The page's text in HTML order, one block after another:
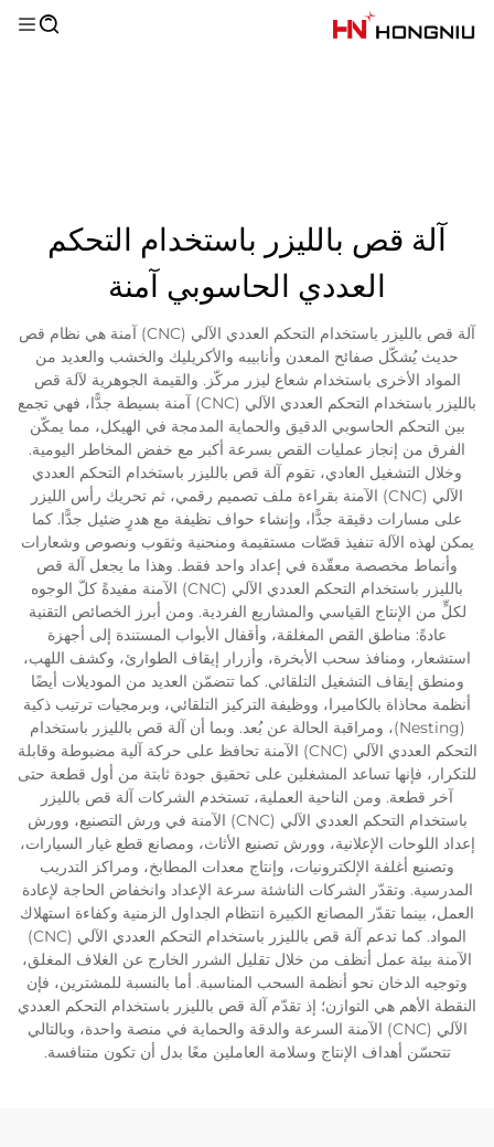
آلة قص بالليزر باستخدام التحكم
العددي الحاسوبي آمنة
آلة قص بالليزر باستخدام التحكم العددي الآلي (CNC) آمنة هي نظام قص
حديث يُشكّل صفائح المعدن وأنابيبه والأكريليك والخشب والعديد من
المواد الأخرى باستخدام شعاع ليزر مركّز. والقيمة الجوهرية لآلة قص
بالليزر باستخدام التحكم العددي الآلي (CNC) آمنة بسيطة جدًّا، فهي تجمع
بين التحكم الحاسوبي الدقيق والحماية المدمجة في الهيكل، مما يمكّن
الفرق من إنجاز عمليات القص بسرعة أكبر مع خفض المخاطر اليومية.
وخلال التشغيل العادي، تقوم آلة قص بالليزر باستخدام التحكم العددي
الآلي (CNC) الآمنة بقراءة ملف تصميم رقمي، ثم تحريك رأس الليزر
على مسارات دقيقة جدًّا، وإنشاء حواف نظيفة مع هدرٍ ضئيل جدًّا. كما
يمكن لهذه الآلة تنفيذ قصّات مستقيمة ومنحنية وثقوب ونصوص وشعارات
وأنماط مخصصة معقّدة في إعداد واحد فقط. وهذا ما يجعل آلة قص
بالليزر باستخدام التحكم العددي الآلي (CNC) الآمنة مفيدةً كلّ الوجوه
لكلٍّ من الإنتاج القياسي والمشاريع الفردية. ومن أبرز الخصائص التقنية
عادةً: مناطق القص المغلقة، وأقفال الأبواب المستندة إلى أجهزة
استشعار، ومنافذ سحب الأبخرة، وأزرار إيقاف الطوارئ، وكشف اللهب،
ومنطق إيقاف التشغيل التلقائي. كما تتضمّن العديد من الموديلات أيضًا
أنظمة محاذاة بالكاميرا، ووظيفة التركيز التلقائي، وبرمجيات ترتيب ذكية
(Nesting)، ومراقبة الحالة عن بُعد. وبما أن آلة قص بالليزر باستخدام
التحكم العددي الآلي (CNC) الآمنة تحافظ على حركة آلية مضبوطة وقابلة
للتكرار، فإنها تساعد المشغلين على تحقيق جودة ثابتة من أول قطعة حتى
آخر قطعة. ومن الناحية العملية، تستخدم الشركات آلة قص بالليزر
باستخدام التحكم العددي الآلي (CNC) الآمنة في ورش التصنيع، وورش
إعداد اللوحات الإعلانية، وورش تصنيع الأثاث، ومصانع قطع غيار السيارات،
وتصنيع أغلفة الإلكترونيات، وإنتاج معدات المطابخ، ومراكز التدريب
المدرسية. وتقدّر الشركات الناشئة سرعة الإعداد وانخفاض الحاجة لإعادة
العمل، بينما تقدّر المصانع الكبيرة انتظام الجداول الزمنية وكفاءة استهلاك
المواد. كما تدعم آلة قص بالليزر باستخدام التحكم العددي الآلي (CNC)
الآمنة بيئة عمل أنظف من خلال تقليل الشرر الخارج عن الغلاف المغلق،
وتوجيه الدخان نحو أنظمة السحب المناسبة. أما بالنسبة للمشترين، فإن
النقطة الأهم هي التوازن؛ إذ تقدّم آلة قص بالليزر باستخدام التحكم العددي
الآلي (CNC) الآمنة السرعة والدقة والحماية في منصة واحدة، وبالتالي
تتحسّن أهداف الإنتاج وسلامة العاملين معًا بدل أن تكون متنافسة.